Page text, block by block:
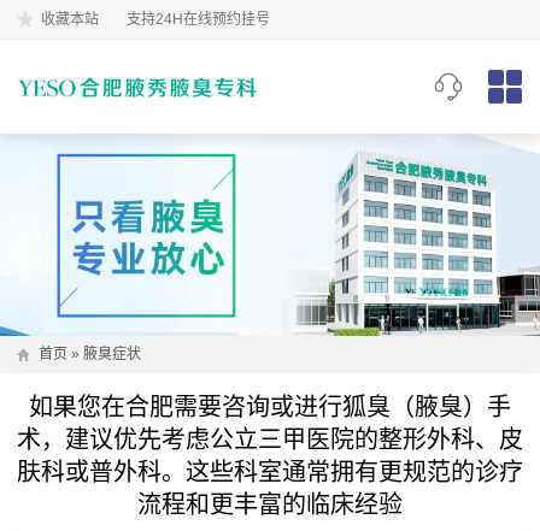
收藏本站 支持24H在线预约挂号
首页 » 腋臭症状
如果您在合肥需要咨询或进行狐臭（腋臭）手
术，建议优先考虑公立三甲医院的整形外科、皮
肤科或普外科。这些科室通常拥有更规范的诊疗
流程和更丰富的临床经验